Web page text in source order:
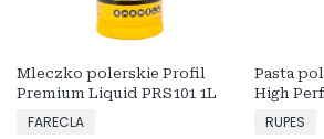
Mleczko polerskie Profil
Premium Liquid PRS101 1L
PRODUCENT
FARECLA
Pasta
High
RUPES